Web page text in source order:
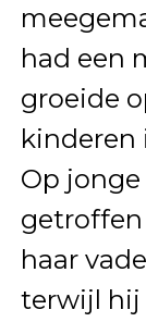
had een
groeide
kinderen
Op
haar
terwijl hij